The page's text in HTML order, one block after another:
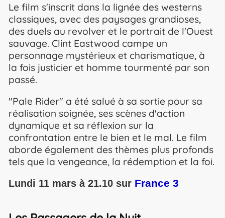
Le film s'inscrit dans la lignée des westerns
classiques, avec des paysages grandioses,
des duels au revolver et le portrait de l'Ouest
sauvage. Clint Eastwood campe un
personnage mystérieux et charismatique, à
la fois justicier et homme tourmenté par son
passé.
"Pale Rider" a été salué à sa sortie pour sa
réalisation soignée, ses scènes d'action
dynamique et sa réflexion sur la
confrontation entre le bien et le mal. Le film
aborde également des thèmes plus profonds
tels que la vengeance, la rédemption et la foi.
Lundi 11 mars à 21.10 sur France 3